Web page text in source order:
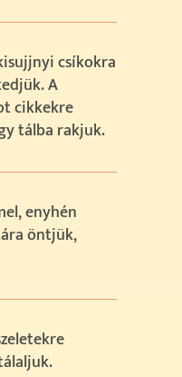
csíkokra
A
cikkekre
tálba rakjuk.
enyhén
öntjük,